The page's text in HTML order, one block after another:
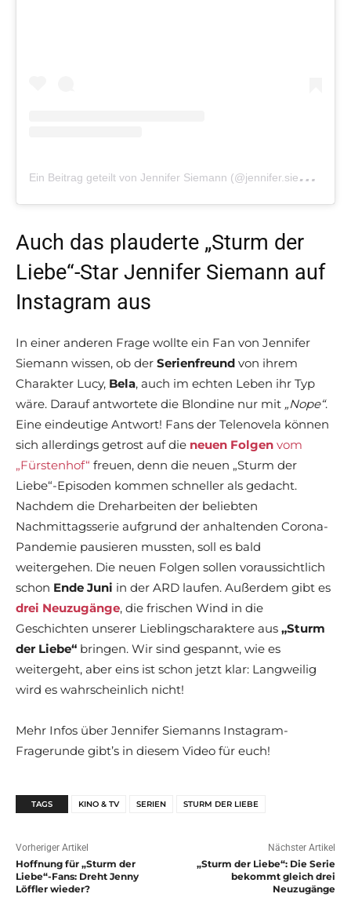
E
in Beitrag geteilt von Jennifer Siemann (@jennifer.siemann.official)
Auch das plauderte „Sturm der
Liebe“-Star Jennifer Siemann auf
Instagram aus
In einer anderen Frage wollte ein Fan von Jennifer
Siemann wissen, ob der Serienfreund von ihrem
Charakter Lucy, Bela, auch im echten Leben ihr Typ
wäre. Darauf antwortete die Blondine nur mit „Nope“.
Eine eindeutige Antwort! Fans der Telenovela können
sich allerdings getrost auf die neuen Folgen vom
„Fürstenhof“ freuen, denn die neuen „Sturm der
Liebe“-Episoden kommen schneller als gedacht.
Nachdem die Dreharbeiten der beliebten
Nachmittagsserie aufgrund der anhaltenden Corona-
Pandemie pausieren mussten, soll es bald
weitergehen. Die neuen Folgen sollen voraussichtlich
schon Ende Juni in der ARD laufen. Außerdem gibt es
drei Neuzugänge, die frischen Wind in die
Geschichten unserer Lieblingscharaktere aus „Sturm
der Liebe“ bringen. Wir sind gespannt, wie es
weitergeht, aber eins ist schon jetzt klar: Langweilig
wird es wahrscheinlich nicht!
Mehr Infos über Jennifer Siemanns Instagram-
Fragerunde gibt’s in diesem Video für euch!
TAGS KINO & TV SERIEN STURM DER LIEBE
Vorheriger Artikel
Hoffnung für „Sturm der
Liebe“-Fans: Dreht Jenny
Löffler wieder?
Nächster Artikel
„Sturm der Liebe“: Die Serie
bekommt gleich drei
Neuzugänge